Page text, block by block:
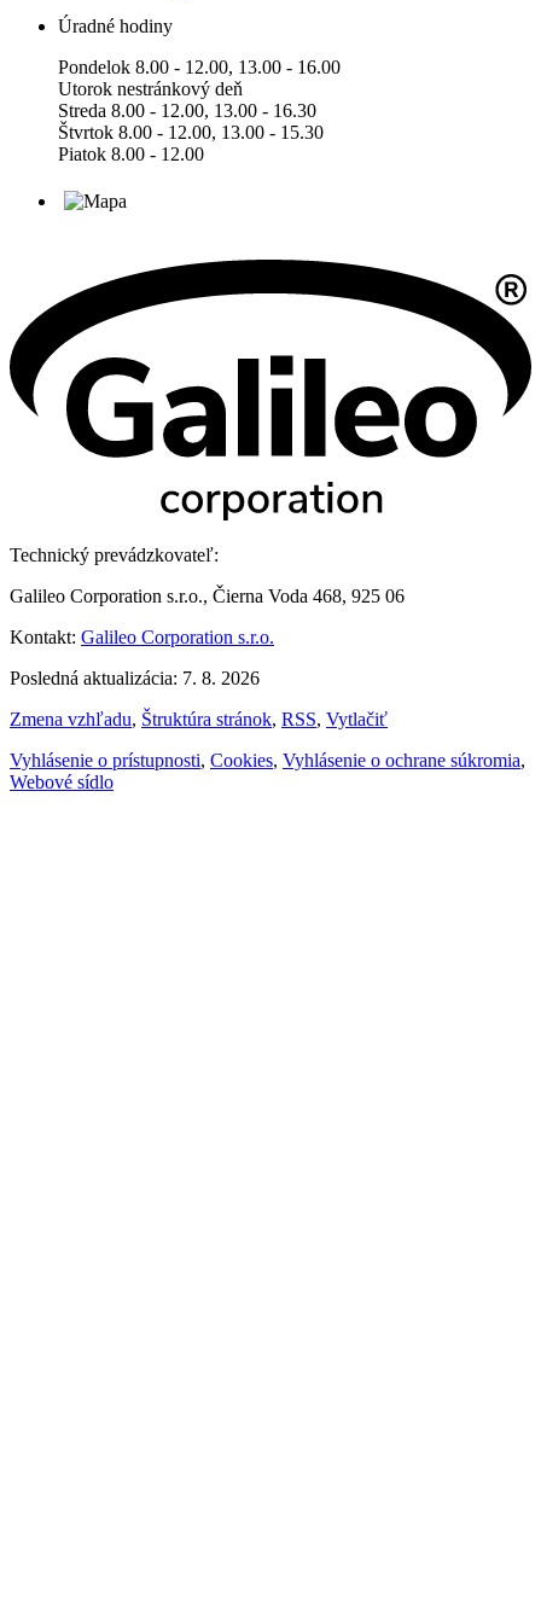
Úradné hodiny
Pondelok 8.00 - 12.00, 13.00 - 16.00
Utorok nestránkový deň
Streda 8.00 - 12.00, 13.00 - 16.30
Štvrtok 8.00 - 12.00, 13.00 - 15.30
Piatok 8.00 - 12.00
Technický prevádzkovateľ:
Galileo Corporation s.r.o., Čierna Voda 468, 925 06
Kontakt: Galileo Corporation s.r.o.
Posledná aktualizácia: 7. 8. 2026
Zmena vzhľadu, Štruktúra stránok, RSS, Vytlačiť
Vyhlásenie o prístupnosti, Cookies, Vyhlásenie o ochrane súkromia,
Webové sídlo